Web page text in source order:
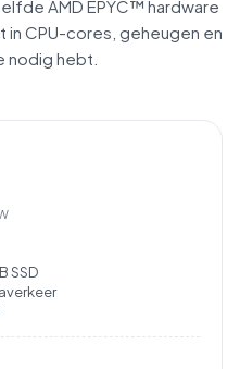
AMD EPYC™ hardware
in CPU-cores, geheugen en
nodig hebt.
SSD